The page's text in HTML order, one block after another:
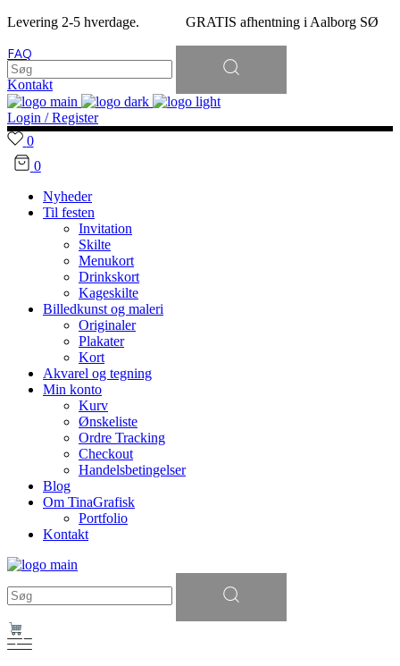
Levering 2-5 hverdage. GRATIS afhentning i Aalborg SØ
FAQ
Kontakt
Søg
efter:
Login / Register
0
0
Nyheder
Til festen
Invitation
Skilte
Menukort
Drinkskort
Kageskilte
Billedkunst og maleri
Originaler
Plakater
Kort
Akvarel og tegning
Min konto
Kurv
Ønskeliste
Ordre Tracking
Checkout
Handelsbetingelser
Blog
Om TinaGrafisk
Portfolio
Kontakt
efter: